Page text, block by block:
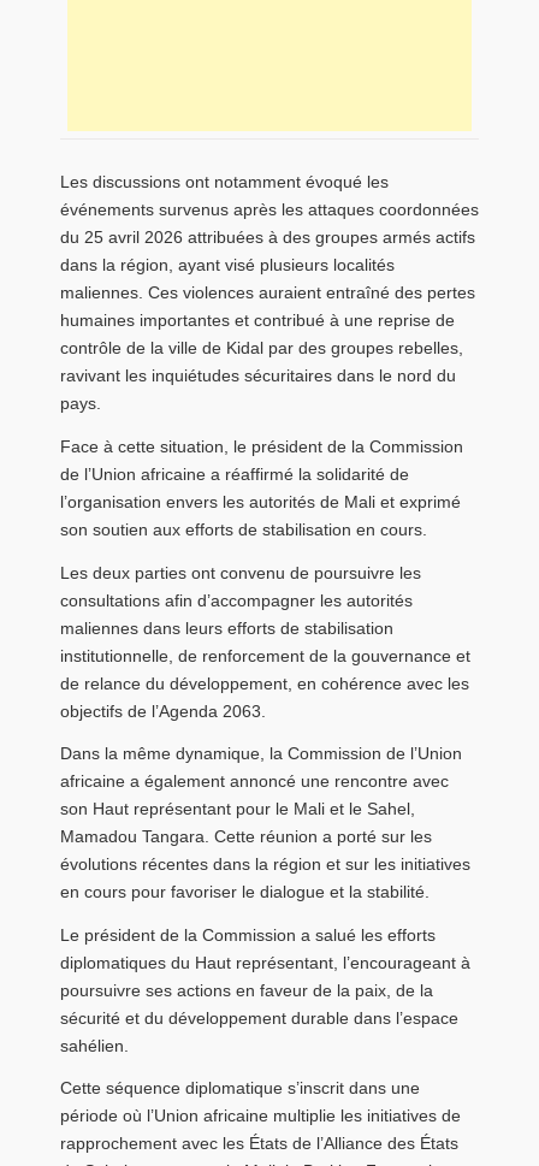
Les discussions ont notamment évoqué les
événements survenus après les attaques coordonnées
du 25 avril 2026 attribuées à des groupes armés actifs
dans la région, ayant visé plusieurs localités
maliennes. Ces violences auraient entraîné des pertes
humaines importantes et contribué à une reprise de
contrôle de la ville de Kidal par des groupes rebelles,
ravivant les inquiétudes sécuritaires dans le nord du
pays.
Face à cette situation, le président de la Commission
de l’Union africaine a réaffirmé la solidarité de
l’organisation envers les autorités de Mali et exprimé
son soutien aux efforts de stabilisation en cours.
Les deux parties ont convenu de poursuivre les
consultations afin d’accompagner les autorités
maliennes dans leurs efforts de stabilisation
institutionnelle, de renforcement de la gouvernance et
de relance du développement, en cohérence avec les
objectifs de l’Agenda 2063
Dans la même dynamique, la Commission de l’Union
africaine a également annoncé une rencontre avec
son Haut représentant pour le Mali et le Sahel,
Mamadou Tangara . Cette réunion a porté sur les
évolutions récentes dans la région et sur les initiatives
en cours pour favoriser le dialogue et la stabilité.
Le président de la Commission a salué les efforts
diplomatiques du Haut représentant, l’encourageant à
poursuivre ses actions en faveur de la paix, de la
sécurité et du développement durable dans l’espace
sahélien.
Cette séquence diplomatique s’inscrit dans une
période où l’Union africaine multiplie les initiatives de
rapprochement avec les États de l’Alliance des États